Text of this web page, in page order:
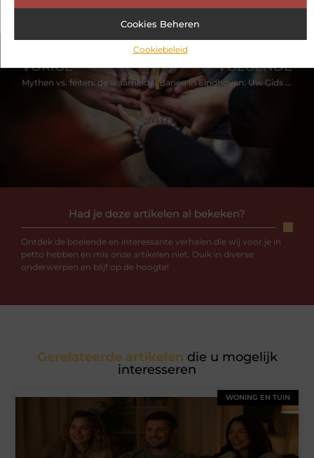
Cookies Beheren
Cookiebeleid
Had je deze artikelen al bekeken?
Ontdek de boeiende en interessante verhalen die wij voor je in
petto hebben en mis onze artikelen niet. Duik in diverse
onderwerpen en blijf op de hoogte!
VORIGE
Mythen vs. feiten: de waarheid over wegbebakening
VOLGENDE
Banen in Eindhoven: Uw Gids voor Succesvol Solliciteren
Gerelateerde artikelen die u mogelijk
interesseren
WONING EN TUIN